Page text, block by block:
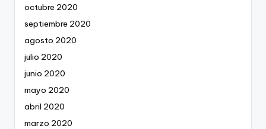
octubre 2020
septiembre 2020
agosto 2020
julio 2020
junio 2020
mayo 2020
abril 2020
marzo 2020